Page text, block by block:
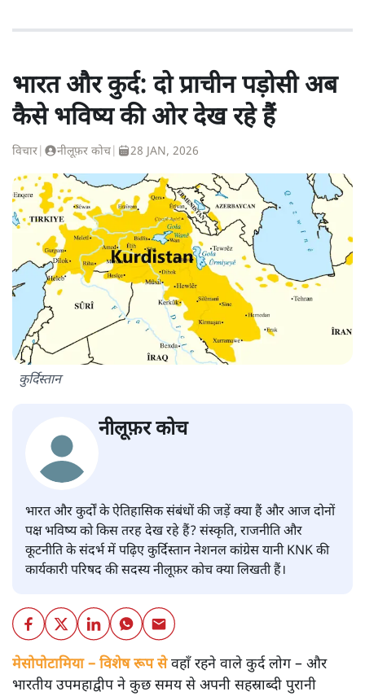
भारत और कुर्द: दो प्राचीन पड़ोसी अब
कैसे भविष्य की ओर देख रहे हैं
विचार नीलूफ़र कोच 28 JAN, 2026
कुर्दिस्तान
नीलूफ़र कोच
भारत और कुर्दों के ऐतिहासिक संबंधों की जड़ें क्या हैं और आज दोनों
पक्ष भविष्य को किस तरह देख रहे हैं? संस्कृति, राजनीति और
कूटनीति के संदर्भ में पढ़िए कुर्दिस्तान नेशनल कांग्रेस यानी KNK की
कार्यकारी परिषद की सदस्य नीलूफ़र कोच क्या लिखती हैं।
मेसोपोटामिया – विशेष रूप सेवहाँ रहने वाले कुर्द लोग – और
भारतीय उपमहाद्वीप ने कुछ समय से अपनी सहस्राब्दी पुरानी